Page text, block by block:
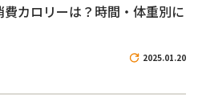
費カロリーは？時間・体重別に
2025.01.20